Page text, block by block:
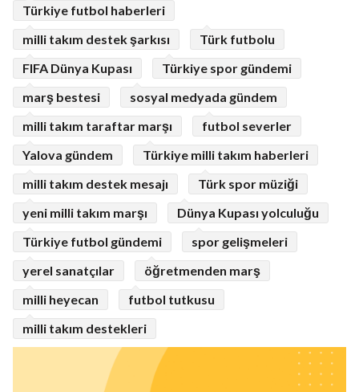
Türkiye futbol haberleri
milli takım destek şarkısı
Türk futbolu
FIFA Dünya Kupası
Türkiye spor gündemi
marş bestesi
sosyal medyada gündem
milli takım taraftar marşı
futbol severler
Yalova gündem
Türkiye milli takım haberleri
milli takım destek mesajı
Türk spor müziği
yeni milli takım marşı
Dünya Kupası yolculuğu
Türkiye futbol gündemi
spor gelişmeleri
yerel sanatçılar
öğretmenden marş
milli heyecan
futbol tutkusu
milli takım destekleri